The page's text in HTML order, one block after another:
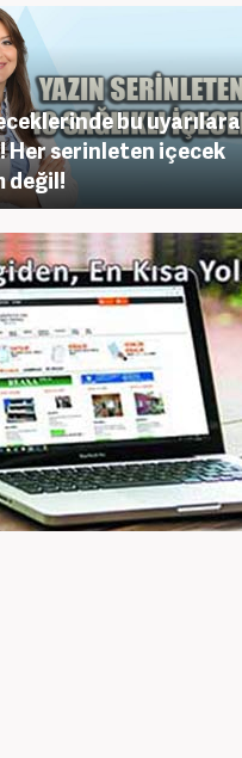
bu uyarılara
Her serinleten içecek
değil!